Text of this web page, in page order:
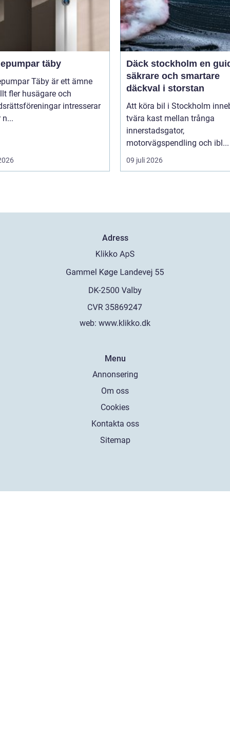
täby
Täby är ett ämne
fler husägare och
intresserar
Däck stockholm en guide till
säkrare och smartare
däckval i storstan
Att köra bil i Stockholm
tvära kast mellan trånga
innerstadsgator,
motorvägspendling och ibl...
09 juli 2026
Adress
web: www.klikko.dk
Menu
Annonsering
Om oss
Cookies
Kontakta oss
Sitemap